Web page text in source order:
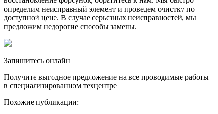
определим неисправный элемент и проведем очистку по
доступной цене. В случае серьезных неисправностей, мы
предложим недорогие способы замены.
Запишитесь онлайн
Получите выгодное предложение на все проводимые работы
в специализированном техцентре
Похожие публикации: